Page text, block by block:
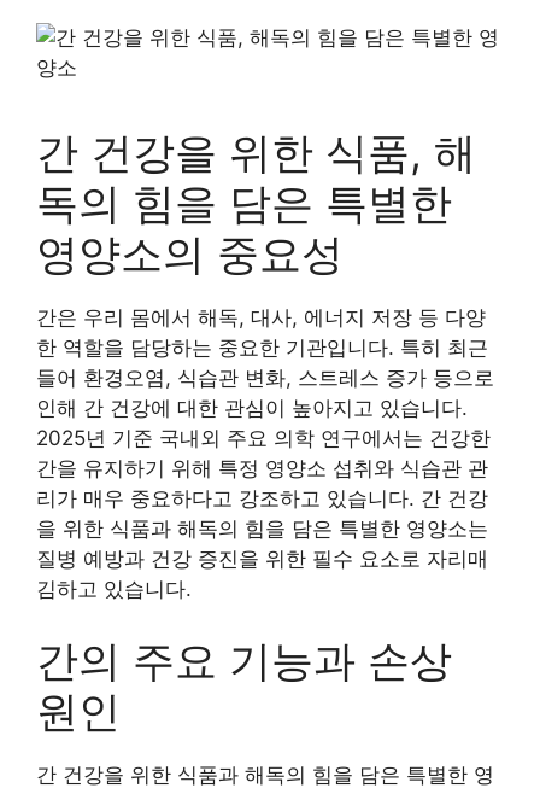
간 건강을 위한 식품, 해
독의 힘을 담은 특별한
영양소의 중요성
간은 우리 몸에서 해독, 대사, 에너지 저장 등 다양
한 역할을 담당하는 중요한 기관입니다. 특히 최근
들어 환경오염, 식습관 변화, 스트레스 증가 등으로
인해 간 건강에 대한 관심이 높아지고 있습니다.
2025년 기준 국내외 주요 의학 연구에서는 건강한
간을 유지하기 위해 특정 영양소 섭취와 식습관 관
리가 매우 중요하다고 강조하고 있습니다. 간 건강
을 위한 식품과 해독의 힘을 담은 특별한 영양소는
질병 예방과 건강 증진을 위한 필수 요소로 자리매
김하고 있습니다.
간의 주요 기능과 손상
원인
간 건강을 위한 식품과 해독의 힘을 담은 특별한 영